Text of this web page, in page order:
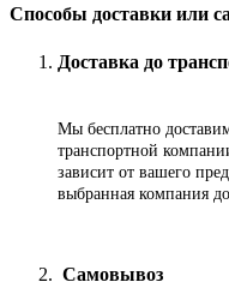
Способы доставки или
Доставка до
Мы бесплатно
транспортной
зависит от вашего
выбранная компания
Самовывоз